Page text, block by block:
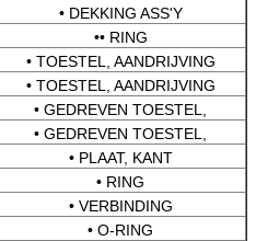
• DEKKING ASS'Y
•• RING
• TOESTEL, AANDRIJVING
• TOESTEL, AANDRIJVING
• GEDREVEN TOESTEL,
• GEDREVEN TOESTEL,
• PLAAT, KANT
• RING
• VERBINDING
• O-RING